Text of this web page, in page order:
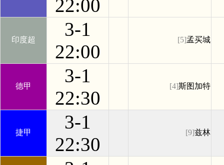
22:00
印度超
3-1
22:00
[5]孟买城
德甲
3-1
22:30
[4]斯图加特
捷甲
3-1
22:30
[9]兹林